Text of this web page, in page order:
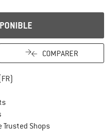
COMPARER
Shops